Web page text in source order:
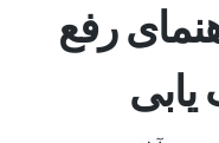
رفع
یابی